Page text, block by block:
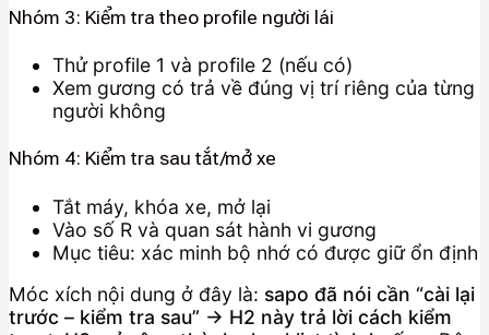
Nhóm 3: Kiểm tra theo profile người lái
Thử profile 1 và profile 2 (nếu có)
Xem gương có trả về đúng vị trí riêng của từng
người không
Nhóm 4: Kiểm tra sau tắt/mở xe
Tắt máy, khóa xe, mở lại
Vào số R và quan sát hành vi gương
Mục tiêu: xác minh bộ nhớ có được giữ ổn định
Móc xích nội dung ở đây là: sapo đã nói cần “cài lại
trước – kiểm tra sau” → H2 này trả lời cách kiểm